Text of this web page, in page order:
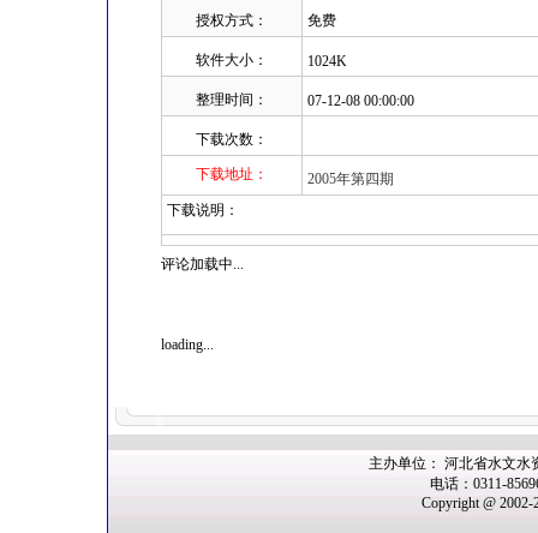
授权方式： 免费
软件大小： 1024K
整理时间： 07-12-08 00:00:00
下载次数：
下载地址：
2005年第四期
下载说明：
评论加载中...
loading...
主办单位： 河北省水文水
电话：0311-
Copyright @ 2002-